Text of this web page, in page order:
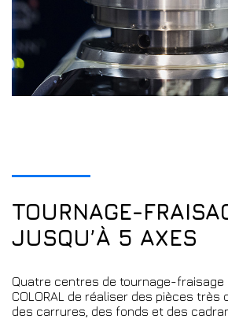
TOURNAGE-
JUSQU’À 5 AXES
Quatre centres de tournage-fraisage
COLORAL de réaliser des pièces très
des carrures, des fonds et des